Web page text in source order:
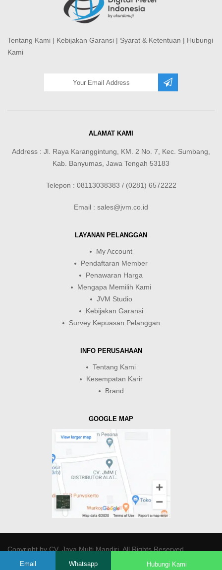
Tentang Kami | Kebijakan Garansi | Syarat & Ketentuan | Hubungi
Kami
ALAMAT KAMI
Address : Jl. Raya Karanggintung, KM. 2 No. 7, Kec. Sumbang,
Kab. Banyumas, Jawa Tengah 53183
Telepon : 08113038383 / (0281) 6572222
Email : sales@jvm.co.id
LAYANAN PELANGGAN
My Account
Pendaftaran Member
Penawaran Harga
Mengapa Memilih Kami
JVM Studio
Kebijakan Garansi
Survey Kepuasan Pelanggan
INFO PERUSAHAAN
Tentang Kami
Kesempatan Karir
Brand
GOOGLE MAP
Copyright byCV. Java Multi Mandiri. All Rights Reserved.
Email Whatsapp Hubungi Kami